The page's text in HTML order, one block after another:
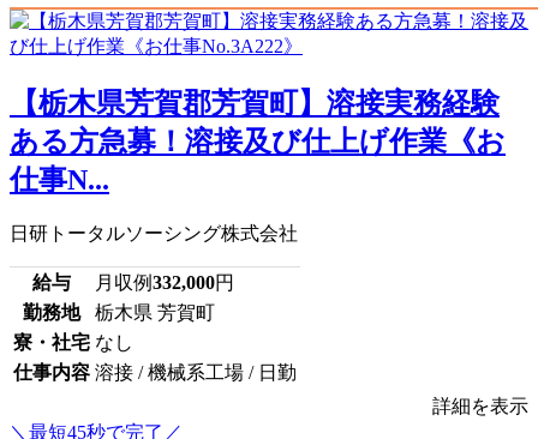
【栃木県芳賀郡芳賀町】溶接実務経験
ある方急募！溶接及び仕上げ作業《お
仕事N...
日研トータルソーシング株式会社
給与 月収例332,000円
勤務地
栃木県 芳賀町
寮・社宅 なし
仕事内容 溶接 / 機械系工場 / 日勤
詳細を表示
＼最短45秒で完了／